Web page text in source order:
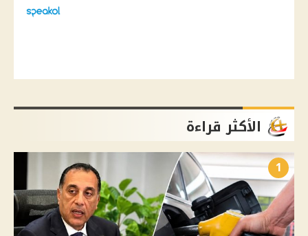
الأكثر قراءة
1